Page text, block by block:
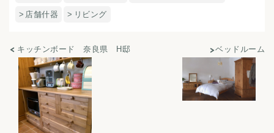
店舗什器 リビング
キッチンボード 奈良県 H邸 ベッドルーム